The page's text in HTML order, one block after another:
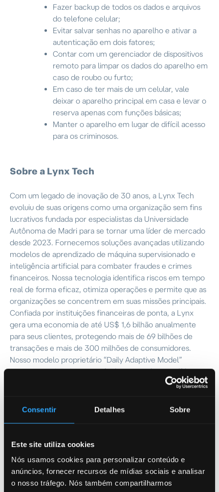
Consentir Detalhes Sobre
Este site utiliza cookies
Nós usamos cookies para personalizar conteúdo e
anúncios, fornecer recursos de mídias sociais e analisar
o nosso tráfego. Nós também compartilharmos
Fazer backup de todos os dados e arquivos
do telefone celular;
Evitar salvar senhas no aparelho e ativar a
autenticação em dois fatores;
Contar com um gerenciador de dispositivos
remoto para limpar os dados do aparelho em
caso de roubo ou furto;
Em caso de ter mais de um celular, vale
deixar o aparelho principal em casa e levar o
reserva apenas com funções básicas;
Manter o aparelho em lugar de difícil acesso
para os criminosos.
Sobre a Lynx Tech
Com um legado de inovação de 30 anos, a Lynx Tech
evoluiu de suas origens como uma organização sem fins
lucrativos fundada por especialistas da Universidade
Autônoma de Madri para se tornar uma líder de mercado
desde 2023. Fornecemos soluções avançadas utilizando
modelos de aprendizado de máquina supervisionado e
inteligência artificial para combater fraudes e crimes
financeiros. Nossa tecnologia identifica riscos em tempo
real de forma eficaz, otimiza operações e permite que as
organizações se concentrem em suas missões principais.
Confiada por instituições financeiras de ponta, a Lynx
gera uma economia de até US$ 1,6 bilhão anualmente
para seus clientes, protegendo mais de 69 bilhões de
transações e mais de 300 milhões de consumidores.
Nosso modelo proprietário “Daily Adaptive Model”
garante precisão incomparável, mantendo taxas líderes
do setor de falsos positivos reduzidas, impulsionando a
evoluindo também?
AI, Fraud, artigo